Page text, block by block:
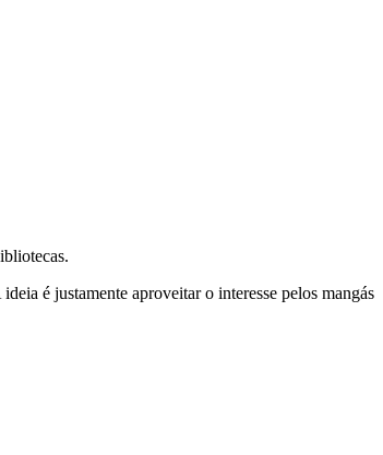
é justamente aproveitar o interesse pelos mangás